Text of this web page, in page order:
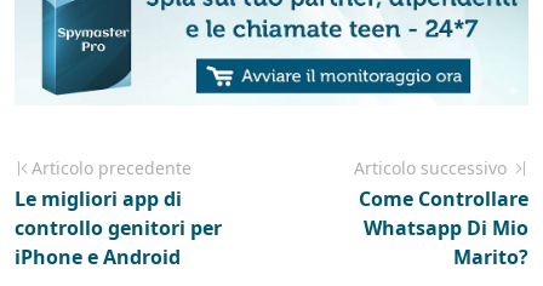
Articolo precedente
Le migliori app di
controllo genitori per
iPhone e Android
Articolo successivo
Come Controllare
Whatsapp Di Mio
Marito?